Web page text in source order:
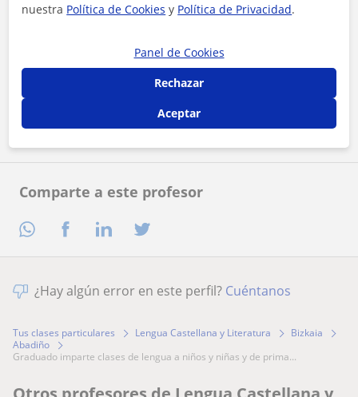
Comparte a este profesor
Al hacer clic, aceptas nuestroaviso legaly de
Contactar ahora
¿Hay algún error en este perfil? Cuéntanos
Tus clases particulares Lengua Castellana y Literatura
Bizkaia
Abadiño
graduado imparte clases de lengua a niños y niñas y de prima...
nuestra Política de Cookies y Política de Privacidad.
Panel de Cookies
Rechazar
Aceptar